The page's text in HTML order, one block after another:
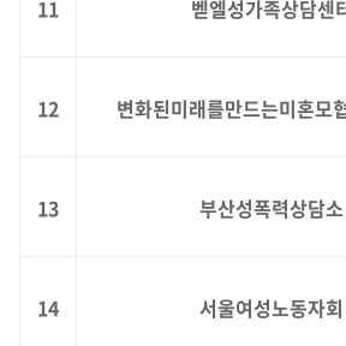
11 벧엘성가족상담센
12 변화된미래를만드는미혼모
13 부산성폭력상담소
14 서울여성노동자회